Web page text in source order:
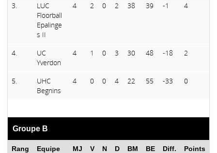
3.
LUC
Floorball
Epalinge
s II
4 2 0 2 38 39 -1 4
4.
UC
Yverdon
4 1 0 3 30 48 -18 2
5.
UHC
Begnins
4 0 0 4 22 55 -33 0
Groupe B
Rang Equipe MJ V N D BM BE Diff. Points